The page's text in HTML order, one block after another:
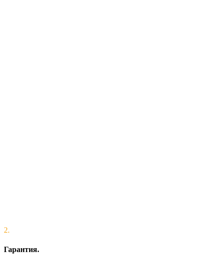
2.
Гарантия.